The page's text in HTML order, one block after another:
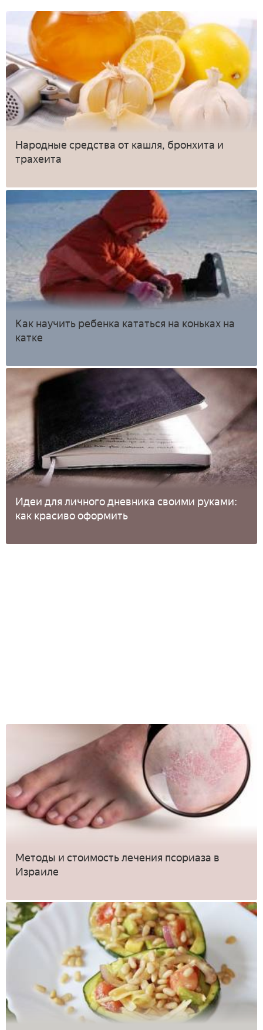
Народные средства от кашля, бронхита и
трахеита
Как научить ребенка кататься на коньках на
катке
Идеи для личного дневника своими руками:
как красиво оформить
Методы и стоимость лечения псориаза в
Израиле